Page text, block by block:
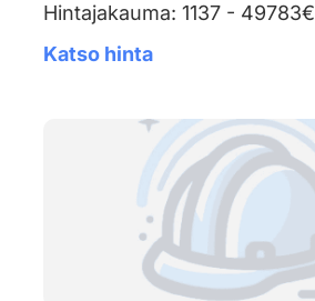
Hintajakauma: 1137 - 49783€
Katso hinta